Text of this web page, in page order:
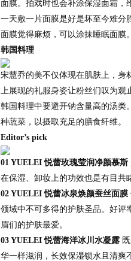
面膜。拍戏时也会补涂保湿面霜，
一天敷一片面膜是好是坏至今难分
面膜觉得麻烦，可以涂抹睡眠面膜
韩国料理
宋慧乔的美不仅体现在肌肤上，身
上展现的礼服身姿让粉丝们叹为观
韩国料理中要避开钠含量高的汤类
种蔬菜，以摄取充足的膳食纤维。
Editor’s pick
01 YUELEI 悦蕾玫瑰莹润净颜慕斯
在保湿、卸妆上的功效也是有目共
02 YUELEI 悦蕾冰泉焕颜蚕丝面膜
领域中不可多得的护肤圣品。好评
眉们的护肤最爱。
03 YUELEI 悦蕾海洋冰川水凝露
华一样滋润，长效保湿锁水且清爽